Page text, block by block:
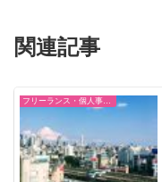
関連記事